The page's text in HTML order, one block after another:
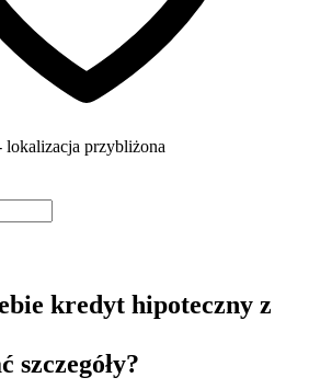
lokalizacja przybliżona
kredyt hipoteczny z
szczegóły?